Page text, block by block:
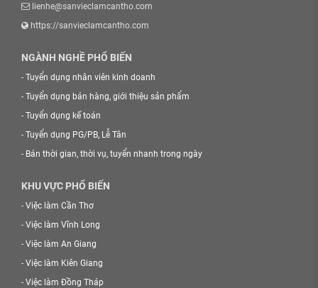
lienhe@sanvieclamcantho.com
https://sanvieclamcantho.com
NGÀNH NGHỀ PHỔ BIẾN
- Tuyển dụng nhân viên kinh doanh
- Tuyển dụng bán hàng, giới thiệu sản phẩm
- Tuyển dụng kế toán
- Tuyển dụng PG/PB, Lễ Tân
- Bán thời gian, thời vụ, tuyển nhanh trong ngày
KHU VỰC PHỔ BIẾN
- Việc làm Cần Thơ
- Việc làm Vĩnh Long
- Việc làm An Giang
- Việc làm Kiên Giang
- Việc làm Đồng Tháp